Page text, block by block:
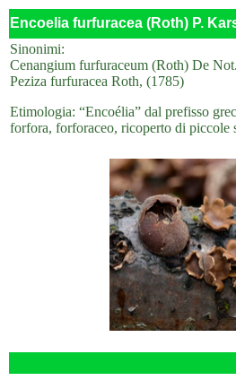
Encoelia furfuracea (Roth) P.
Sinonimi:
Cenangium furfuraceum (Roth) De
Peziza furfuracea Roth, (1785)
Etimologia: “Encoélia” dal prefisso
forfora, forforaceo, ricoperto di piccole